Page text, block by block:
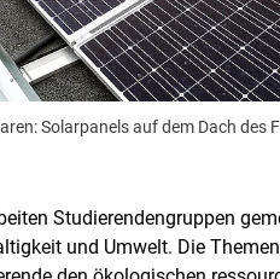
Solarpanels auf dem Dach des
Studierendengruppen
und Umwelt. Die